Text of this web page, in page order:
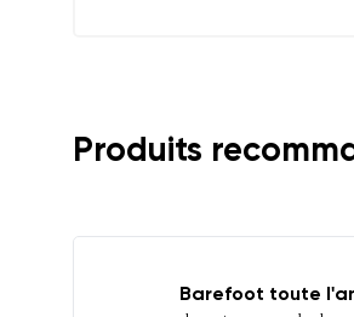
Produits
Barefoot toute